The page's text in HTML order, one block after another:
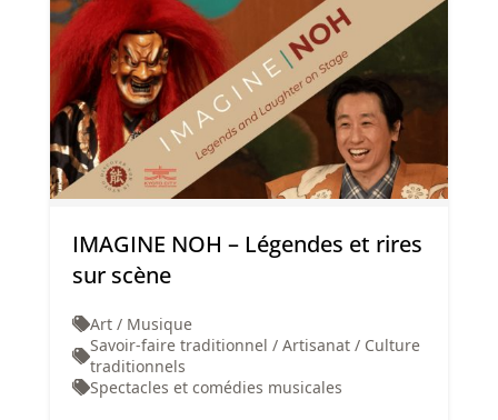
IMAGINE NOH – Légendes et rires
sur scène
Art / Musique
Savoir-faire traditionnel / Artisanat / Culture
traditionnels
Spectacles et comédies musicales